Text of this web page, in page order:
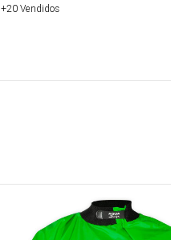
+20 Vendidos